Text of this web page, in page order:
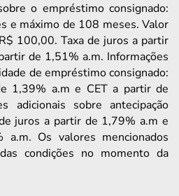
o empréstimo consignado:
e máximo de 108 meses. Valor
100,00. Taxa de juros a partir
de 1,51% a.m. Informações
de empréstimo consignado:
1,39% a.m e CET a partir de
adicionais sobre antecipação
juros a partir de 1,79% a.m e
Os valores mencionados
condições no momento da